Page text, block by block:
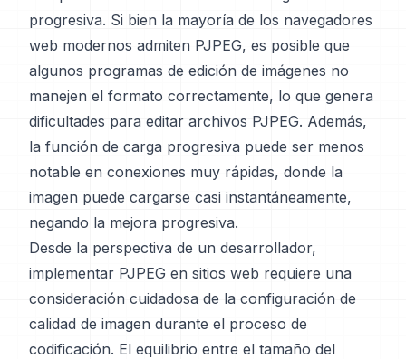
progresiva. Si bien la mayoría de los navegadores
web modernos admiten PJPEG, es posible que
algunos programas de edición de imágenes no
manejen el formato correctamente, lo que genera
dificultades para editar archivos PJPEG. Además,
la función de carga progresiva puede ser menos
notable en conexiones muy rápidas, donde la
imagen puede cargarse casi instantáneamente,
negando la mejora progresiva.
Desde la perspectiva de un desarrollador,
implementar PJPEG en sitios web requiere una
consideración cuidadosa de la configuración de
calidad de imagen durante el proceso de
codificación. El equilibrio entre el tamaño del